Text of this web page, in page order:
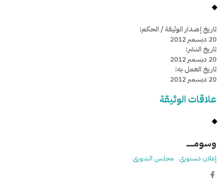
تاريخ إصدار الوثيقة / الحكم:
20 ديسمبر 2012
تاريخ النشر:
20 ديسمبر 2012
تاريخ العمل به:
20 ديسمبر 2012
علاقات الوثيقة
وسومـــــ
إعلان دستوري مجلس الشورى